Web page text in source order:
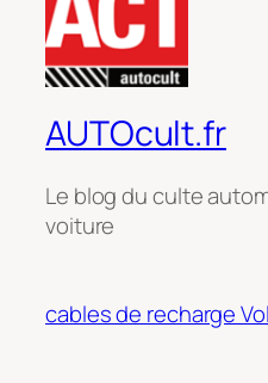
AUTOcult.fr
Le blog du culte
voiture
cables de recharge